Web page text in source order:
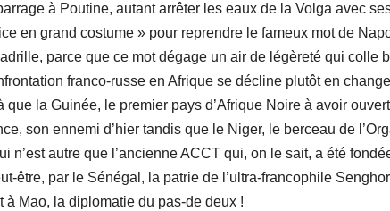
à Poutine, autant arrêter les eaux de la Volga avec
en grand costume » pour reprendre le fameux mot de
parce que ce mot dégage un air de légèreté qui colle
franco-russe en Afrique se décline plutôt en
la Guinée, le premier pays d’Afrique Noire à avoir
son ennemi d’hier tandis que le Niger, le berceau de
n’est autre que l’ancienne ACCT qui, on le sait, a été
être, par le Sénégal, la patrie de l’ultra-francophile
Mao, la diplomatie du pas-de deux !